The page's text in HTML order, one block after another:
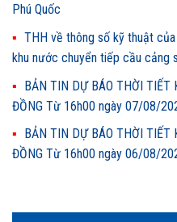
Phú Quốc
THH về thông số kỹ thuật
khu nước chuyển tiếp cầu cảng
BẢN TIN DỰ BÁO THỜI TIẾT
ĐỒNG Từ 16h00 ngày 07/08/
BẢN TIN DỰ BÁO THỜI TIẾT
ĐỒNG Từ 16h00 ngày 06/08/